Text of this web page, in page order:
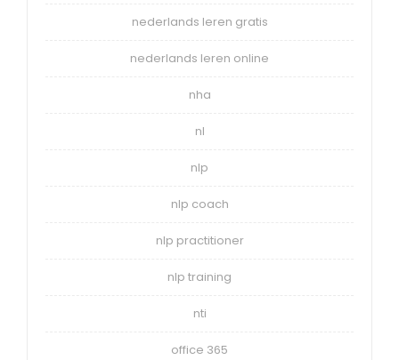
nederlands leren gratis
nederlands leren online
nha
nl
nlp
nlp coach
nlp practitioner
nlp training
nti
office 365